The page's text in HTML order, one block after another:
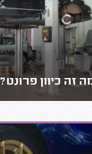
זה כיוון פרונט?